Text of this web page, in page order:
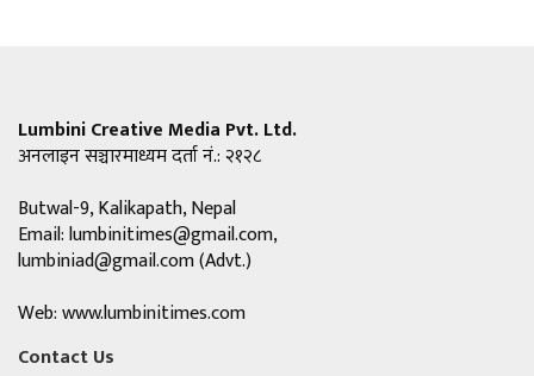
Lumbini Creative Media Pvt. Ltd.
अनलाइन सञ्चारमाध्यम दर्ता नं.: २१२८
Butwal-9, Kalikapath, Nepal
Email:lumbinitimes@gmail.com,
lumbiniad@gmail.com(Advt.)
Web: www.lumbinitimes.com
Contact Us